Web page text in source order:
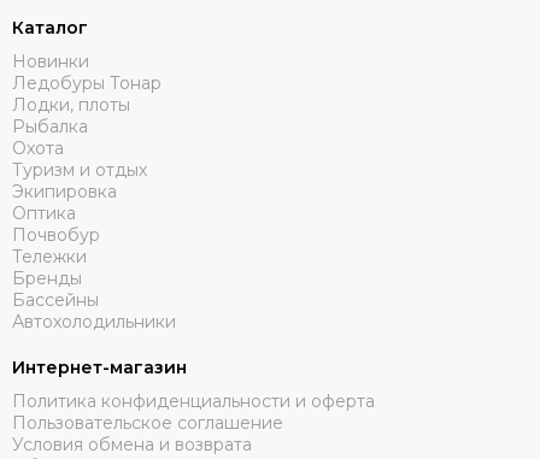
Каталог
Новинки
Ледобуры Тонар
Лодки, плоты
Рыбалка
Охота
Туризм и отдых
Экипировка
Оптика
Почвобур
Тележки
Бренды
Бассейны
Автохолодильники
Интернет-магазин
Политика конфиденциальности и оферта
Пользовательское соглашение
Условия обмена и возврата